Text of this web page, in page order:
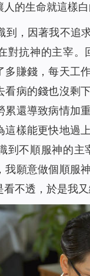
人的生命就這樣
到，因著我不追
對抗神的主宰
多賺錢，每天工
看病的錢也沒剩
還導致病情加
這樣能更快地過
到不順服神的
我願意做個順服
不透，於是我又